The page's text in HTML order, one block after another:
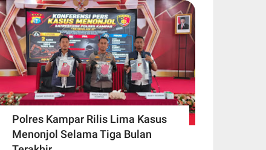
Polres Kampar Rilis Lima Kasus
Menonjol Selama Tiga Bulan